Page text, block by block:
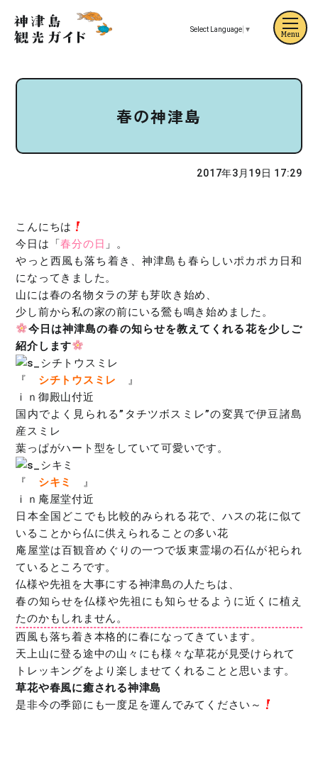
Select Language ▼
春の神津島
2017年3月19日 17:29
こんにちは
今日は「春分の日 」。
やっと西風も落ち着き、神津島も春らしいポカポカ日和
になってきました。
山には春の名物タラの芽も芽吹き始め、
少し前から私の家の前にいる鶯も鳴き始めました。
今日は神津島の春の知らせを教えてくれる花を少しご
紹介します
『 シチトウスミレ
』
ｉｎ御殿山付近
国内でよく見られる”タチツボスミレ”の変異で伊豆諸島
産スミレ
葉っぱがハート型をしていて可愛いです。
『 シキミ
』
ｉｎ庵屋堂付近
日本全国どこでも比較的みられる花で、ハスの花に似て
いることから仏に供えられることの多い花
庵屋堂は百観音めぐりの一つで坂東霊場の石仏が祀られ
ているところです。
仏様や先祖を大事にする神津島の人たちは、
春の知らせを仏様や先祖にも知らせるように近くに植え
たのかもしれません。
西風も落ち着き本格的に春になってきています。
天上山に登る途中の山々にも様々な草花が見受けられて
トレッキングをより楽しませてくれることと思います。
草花や春風に癒される神津島
是非今の季節にも一度足を運んでみてください～
Menu